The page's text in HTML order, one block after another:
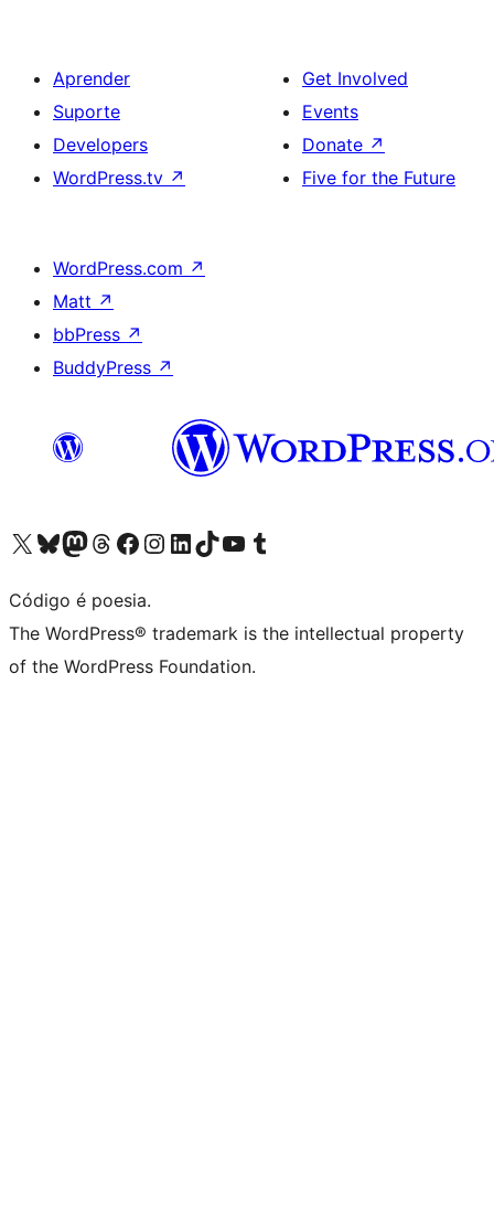
Aprender
Suporte
Developers
WordPress.tv ↗
Get Involved
Events
Donate ↗
Five for the Future
WordPress.com ↗
Matt ↗
bbPress ↗
BuddyPress ↗
Visite a nossa conta X (antigo Twitter)
Visit our Bluesky account
Visit our Mastodon account
Visit our Threads account
Visite a nossa página do Facebook
Visite a nossa conta no Instagram
Visite a nossa conta no LinkedIn
Visit our TikTok account
Visit our YouTube channel
Visit our Tumblr account
Código é poesia.
The WordPress® trademark is the intellectual property
of the WordPress Foundation.